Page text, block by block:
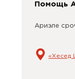
Помощь
Ариэле
«Хесед